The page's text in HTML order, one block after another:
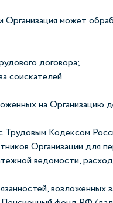
Организация может
договора;
соискателей.
на
Трудовым Кодексом
Организации для
ведомости,